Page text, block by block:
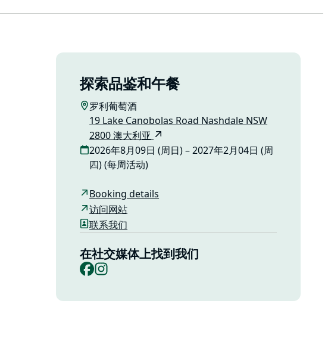
探索品鉴和午餐
罗利葡萄酒
19 Lake Canobolas Road Nashdale NSW
2800 澳大利亚
2026年8月09日 (周日) – 2027年2月04日 (周
四) (每周活动)
Booking details
访问网站
联系我们
在社交媒体上找到我们
Facebook